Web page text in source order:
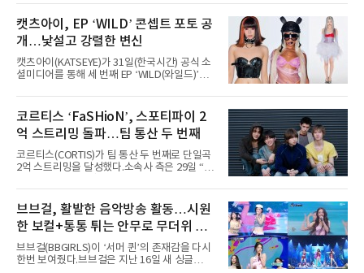
코르티스 등 K팝 스타들이 출연진 명단에 이름
을 올렸다.이날 에스파는
AxMxP는 데뷔 전부터 버스킹과 각종 페스티벌,
공연 무대에 오르며 실전 경험을 쌓아왔다.이들
은 소속사 패밀리 콘서트를 비롯해 '뷰티풀 민트
라이프 2025', '2025 부산국제록페스티벌' 등 대
형 무대에 잇달아 출연해 당찬 에너지와 풋풋한
매력으로 음악팬들의 눈도장을 찍었다.이후
AxMxP는 '카운트다운 판타지 2025-2026',
정적인 실력을 입증했고, 올해 '2026 어썸뮤직
페스티벌', '뷰티풀 민트 라이프 2026', '2026
캣츠아이, EP ‘WILD’ 콘셉트 포토 공
개…낯설고 강렬한 변신
캣츠아이(KATSEYE)가 31일(한국시간) 공식 소
셜미디어를 통해 세 번째 EP ‘WILD(와일드)’의
heart(와일드 하트)’라는 제목이 붙은 콘셉트 포
토에는 멤버들의 본능적이고 야성적인 면모가
강렬하게 담겼다. 짙은 아이섀도와 푸른빛·금빛·
붉은빛의 컬러 렌즈가 비현실적인 분위기를 자
아내고, 여러 원색이 불규칙하게 뒤섞인 멀티컬
러 헤어와 과감한 블루·블랙 립 메이크업이 낯설
고도 매혹적인 비주얼을 완성했다.스타일링 역
엣을 거침없이 결합했다. 멤버들은 각기 다른 개
성을 살린 스타일링을 선
코르티스 ‘FaSHioN’, 스포티파이 2
억 스트리밍 돌파…팀 통산 두 번째
코르티스(CORTIS)가 팀 통산 두 번째로 단일곡
2억 스트리밍을 달성했다.소속사 측은 29일 “코
벌 오디오·음원 스트리밍 플랫폼 스포티파이에
서 27일 자로 누적 재생 수 2억 회를 돌파했
다”고 밝혔다.곡이 발표된 지 약 10개월 만이다.
팀의 첫 번째 2억 스트리밍 곡은 동일 음반에 수
록된 ‘GO!’다. 이 노래는 공개 약 9개월 만인 지
난달 26일 자에 2억 고지를 밟았다. 이는 최근 5
년 내 데뷔한 보이그룹의 곡 중 최단기 2억 달성
브브걸, 활발한 음악방송 활동…시원
한 보컬+통통 튀는 안무로 무더위 사
냥
브브걸(BBGIRLS)이 ‘서머 퀸’의 존재감을 다시
한번 보여줬다.브브걸은 지난 16일 새 싱글